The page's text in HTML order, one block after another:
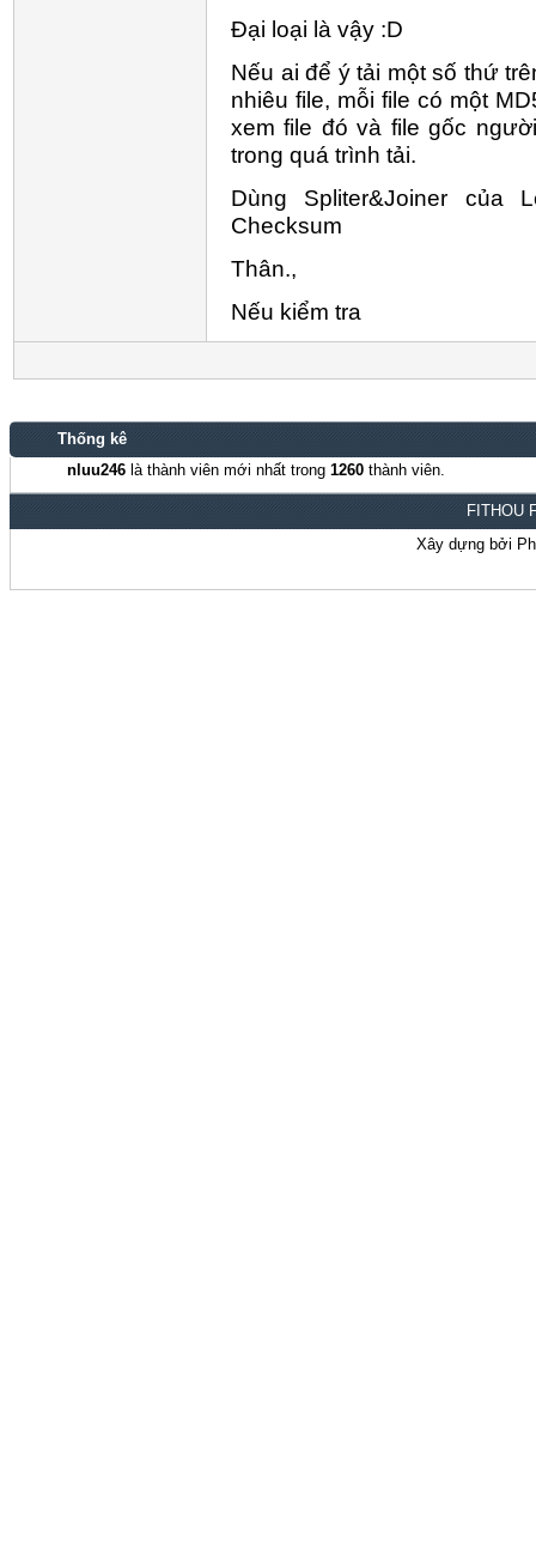
Đại loại là vậy :D
Nếu ai để ý tải một số thứ
nhiêu file, mỗi file có một
xem file đó và file gốc
trong quá trình tải.
Dùng Spliter&Joiner của
Checksum
Thân.,
Nếu kiểm tra
Thống kê
nluu246 là thành viên mới nhất trong 1260 thành viên.
FITHOU
Xây dựng bởi